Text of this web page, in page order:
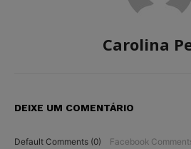
Carolina
DEIXE UM COMENTÁRIO
Default Comments (0) Facebook